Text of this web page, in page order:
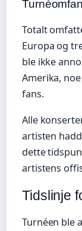
Totalt
Europa og
ble ikke
Amerika,
fans.
Alle
artisten
dette
artistens
Tidslinje
Turnéen ble